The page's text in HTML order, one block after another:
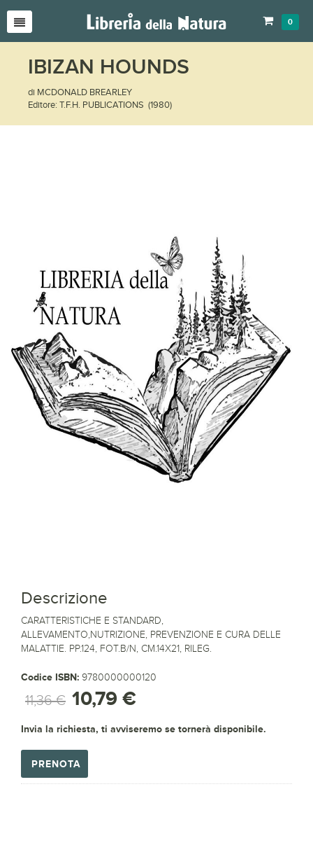
0
IBIZAN HOUNDS
di MCDONALD BREARLEY
Editore: T.F.H. PUBLICATIONS (1980)
Descrizione
CARATTERISTICHE E STANDARD,
ALLEVAMENTO,NUTRIZIONE, PREVENZIONE E CURA DELLE
MALATTIE. PP.124, FOT.B/N, CM.14X21, RILEG.
Codice ISBN: 9780000000120
11,36 € 10,79 €
Invia la richiesta, ti avviseremo se tornerà disponibile.
PRENOTA